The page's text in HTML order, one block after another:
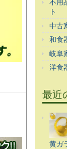
不用
ト
中古
和食
岐阜
洋食
最近
黄ガ